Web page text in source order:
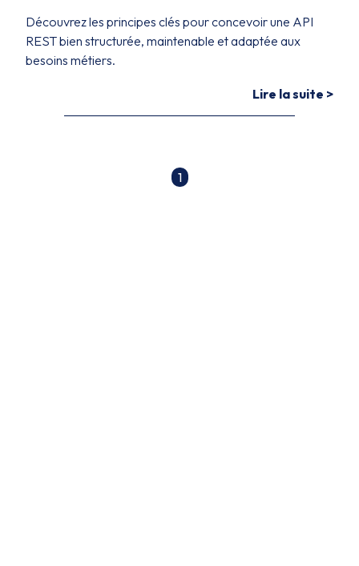
Découvrez les principes clés pour concevoir une API
REST bien structurée, maintenable et adaptée aux
besoins métiers.
Lire la suite >
1